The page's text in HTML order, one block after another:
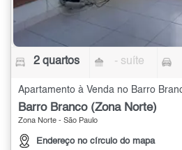
2 quartos - suíte
Barro Branco (Zona Norte)
Zona Norte - São Paulo
Endereço no círculo do mapa